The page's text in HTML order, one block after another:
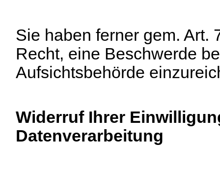
Sie haben ferner gem. Art.
Recht, eine Beschwerde
Aufsichtsbehörde
Widerruf Ihrer
Datenverarbeitung